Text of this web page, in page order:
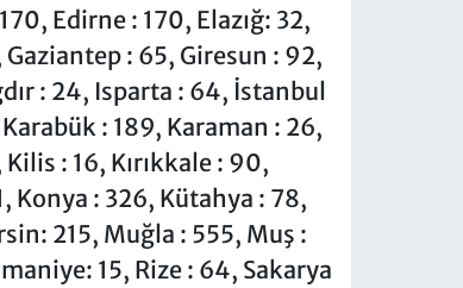
Edirne : 170, Elazığ: 32,
: 65, Giresun : 92,
: 24, Isparta : 64, İstanbul
: 189, Karaman : 26,
: 16, Kırıkkale : 90,
Konya : 326, Kütahya : 78,
215, Muğla : 555, Muş :
15, Rize : 64, Sakarya